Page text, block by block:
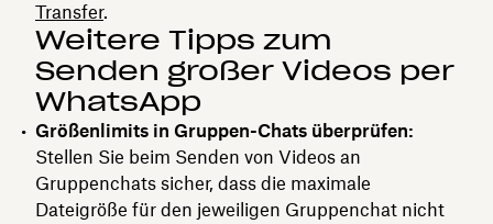
Transfer.
Weitere Tipps zum
Senden großer Videos per
WhatsApp
Größenlimits in Gruppen-Chats überprüfen:
Stellen Sie beim Senden von Videos an
Gruppenchats sicher, dass die maximale
Dateigröße für den jeweiligen Gruppenchat nicht